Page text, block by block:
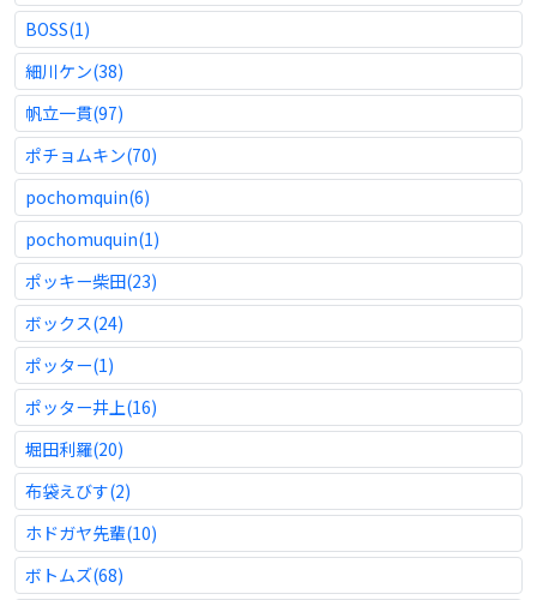
BOSS(1)
細川ケン(38)
帆立一貫(97)
ポチョムキン(70)
pochomquin(6)
pochomuquin(1)
ポッキー柴田(23)
ボックス(24)
ポッター(1)
ポッター井上(16)
堀田利羅(20)
布袋えびす(2)
ホドガヤ先輩(10)
ボトムズ(68)